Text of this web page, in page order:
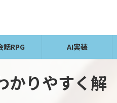
話RPG AI実装
かりやすく解